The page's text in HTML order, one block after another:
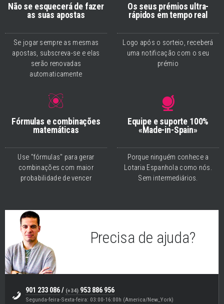
Não se esquecerá de fazer
as suas apostas
Se jogar sempre as mesmas
apostas, subscreva-se e elas
serão renovadas
automaticamente
Os seus prémios ultra-
rápidos em tempo real
Logo após o sorteio, receberá
uma notificação com o seu
prémio
Fórmulas e combinações
matemáticas
Use "fórmulas" para gerar
combinações com maior
probabilidade de vencer
Equipe e suporte 100%
«Made-in-Spain»
Porque ninguém conhece a
Lotaria Espanhola como nós.
Sem intermediários.
Precisa de ajuda?
901 233 086/ (+34) 953 886 956
Segunda-feira-Sexta-feira: 03:00-16:00h (America/New_York)